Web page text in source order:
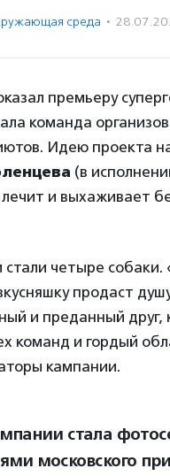
среда ·
премьеру
команда
Идею проекта
(в
и выхаживает
стали четыре
продаст
и преданный друг,
команд и гордый
кампании.
стала
московского